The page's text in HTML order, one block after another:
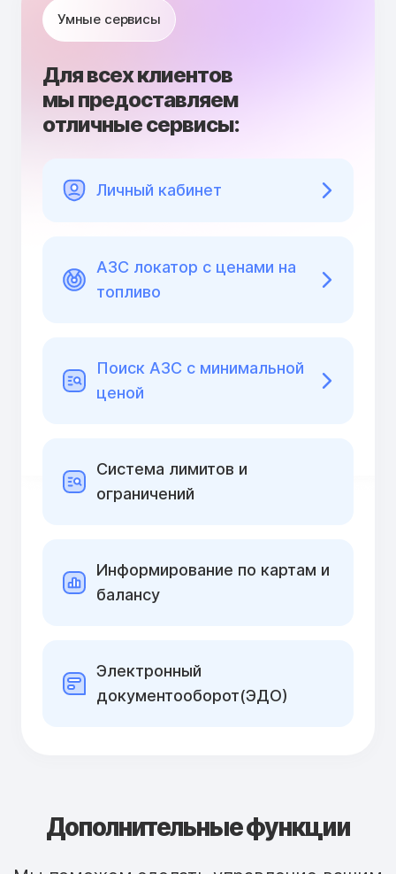
Умные сервисы
Для всех клиентов
мы предоставляем
отличные сервисы:
Личный кабинет
АЗС локатор с ценами на
топливо
Поиск АЗС с минимальной
ценой
Cистема лимитов и
ограничений
Информирование по картам и
балансу
Электронный
документооборот(ЭДО)
Дополнительные функции